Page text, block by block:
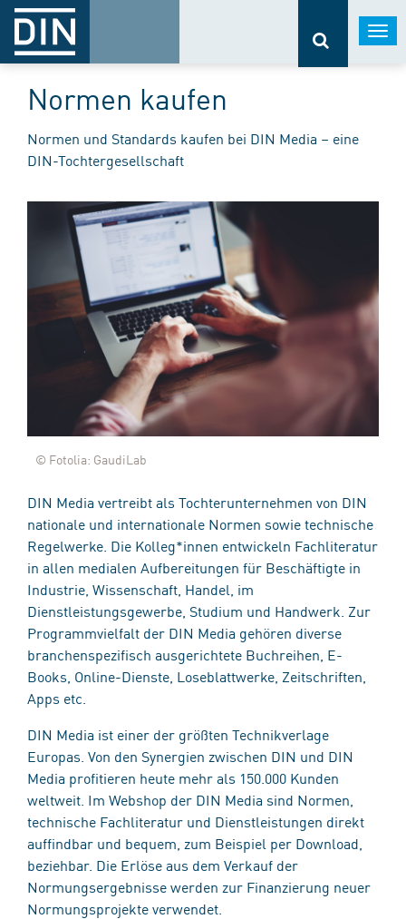
Normen kaufen
Normen und Standards kaufen bei DIN Media – eine
DIN-Tochtergesellschaft
© Fotolia: GaudiLab
DIN Media vertreibt als Tochterunternehmen von DIN
nationale und internationale Normen sowie technische
Regelwerke. Die Kolleg*innen entwickeln Fachliteratur
in allen medialen Aufbereitungen für Beschäftigte in
Industrie, Wissenschaft, Handel, im
Dienstleistungsgewerbe, Studium und Handwerk. Zur
Programmvielfalt der DIN Media gehören diverse
branchenspezifisch ausgerichtete Buchreihen, E-
Books, Online-Dienste, Loseblattwerke, Zeitschriften,
Apps etc.
DIN Media ist einer der größten Technikverlage
Europas. Von den Synergien zwischen DIN und DIN
Media profitieren heute mehr als 150.000 Kunden
weltweit. Im Webshop der DIN Media sind Normen,
technische Fachliteratur und Dienstleistungen direkt
auffindbar und bequem, zum Beispiel per Download,
beziehbar. Die Erlöse aus dem Verkauf der
Normungsergebnisse werden zur Finanzierung neuer
Normungsprojekte verwendet.